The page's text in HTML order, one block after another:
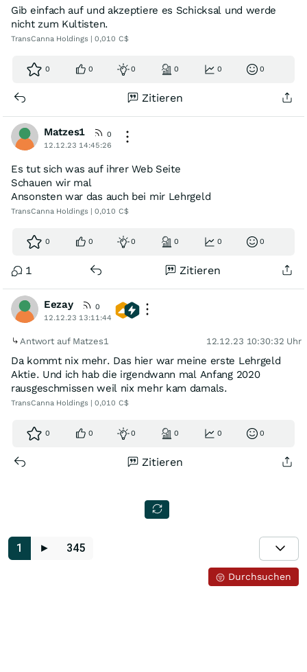
Gib einfach auf und akzeptiere es Schicksal und werde
nicht zum Kultisten.
TransCanna Holdings | 0,010 C$
0 0 0 0 0 0
Zitieren
Matzes1
0
12.12.23 14:45:26
Es tut sich was auf ihrer Web Seite
Schauen wir mal
Ansonsten war das auch bei mir Lehrgeld
TransCanna Holdings | 0,010 C$
0 0 0 0 0 0
1 Zitieren
Eezay
0
12.12.23 13:11:44
Antwort auf Matzes1 12.12.23 10:30:32 Uhr
Da kommt nix mehr. Das hier war meine erste Lehrgeld
Aktie. Und ich hab die irgendwann mal Anfang 2020
rausgeschmissen weil nix mehr kam damals.
TransCanna Holdings | 0,010 C$
0 0 0 0 0 0
Zitieren
1 ► 345
Durchsuchen